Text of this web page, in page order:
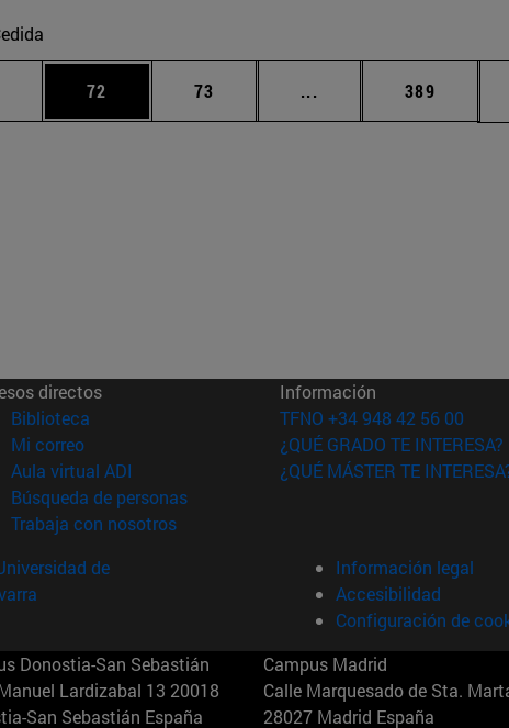
Use TAB para desplazarse.
Página
72 Página
73 ... Páginas intermedias
Página
389
directos
Biblioteca (abre en nueva ventana)
Mi correo(abre en nueva ventana)
Aula virtual ADI (abre en nueva ventana)
Búsqueda de personas(abre en nueva ventana)
Trabaja con nosotros(abre en nueva ventana)
Información
TFNO +34 948 42 56 00
¿QUÉ GRADO TE INTERESA?
¿QUÉ MÁSTER TE
de
Información legal
Accesibilidad
Configuración de
Donostia-San Sebastián
Lardizabal 13 20018
San Sebastián España
Campus Madrid
Calle Marquesado de Sta.
28027 Madrid España